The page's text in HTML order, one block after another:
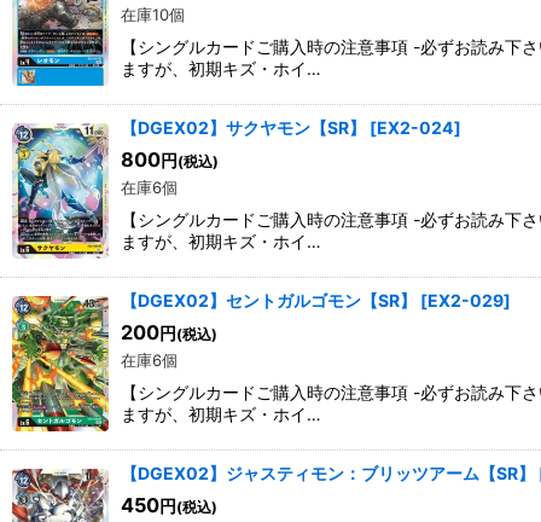
在庫10個
【シングルカードご購入時の注意事項 -必ずお読み
ますが、初期キズ・ホイ…
【DGEX02】サクヤモン【SR】 [EX2-024]
800円 (税込)
在庫6個
【シングルカードご購入時の注意事項 -必ずお読み
ますが、初期キズ・ホイ…
【DGEX02】セントガルゴモン【SR】 [EX2-029]
200円 (税込)
在庫6個
【シングルカードご購入時の注意事項 -必ずお読み
ますが、初期キズ・ホイ…
【DGEX02】ジャスティモン：ブリッツアーム【SR】
450円 (税込)